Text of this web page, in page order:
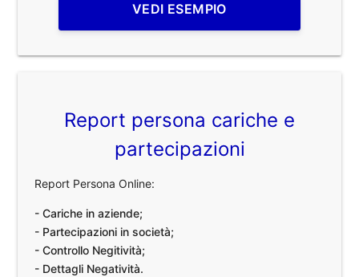
VEDI ESEMPIO
Report persona cariche e
partecipazioni
Report Persona Online:
- Cariche in aziende;
- Partecipazioni in società;
- Controllo Negitività;
- Dettagli Negatività.